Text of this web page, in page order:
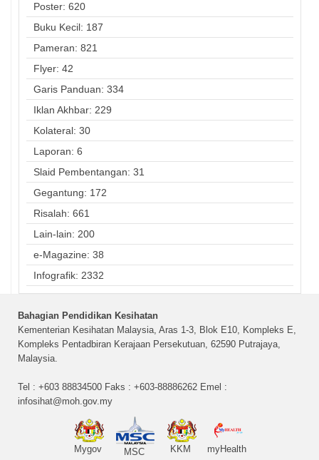
Poster: 620
Buku Kecil: 187
Pameran: 821
Flyer: 42
Garis Panduan: 334
Iklan Akhbar: 229
Kolateral: 30
Laporan: 6
Slaid Pembentangan: 31
Gegantung: 172
Risalah: 661
Lain-lain: 200
e-Magazine: 38
Infografik: 2332
Bahagian Pendidikan Kesihatan
Kementerian Kesihatan Malaysia, Aras 1-3, Blok E10, Kompleks E,
Kompleks Pentadbiran Kerajaan Persekutuan, 62590 Putrajaya,
Malaysia.
Tel : +603 88834500 Faks : +603-88886262 Emel :
infosihat@moh.gov.my
Mygov MSC KKM myHealth